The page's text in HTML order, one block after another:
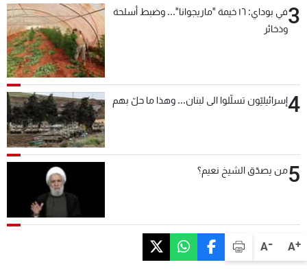
A+
A-
3
في بوداي: ١٦ خيمة "ماريجوانا"... وضبط أسلحة
وذخائر
4إسرائيليّون تسلّلوا الى لبنان... وهذا ما حلّ بهم
5من يصدّق الشيخ نعيم؟